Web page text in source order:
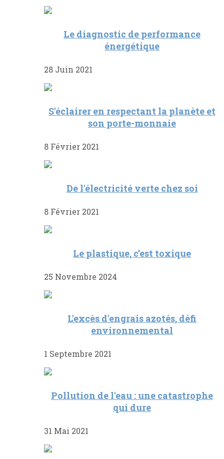
Le diagnostic de performance
énergétique
28 Juin 2021
S'éclairer en respectant la planète et
son porte-monnaie
8 Février 2021
De l'électricité verte chez soi
8 Février 2021
Le plastique, c’est toxique
25 Novembre 2024
L'excès d'engrais azotés, défi
environnemental
1 Septembre 2021
Pollution de l'eau : une catastrophe
qui dure
31 Mai 2021